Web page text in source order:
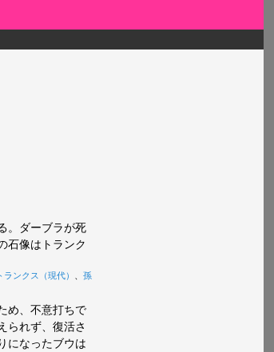
。ダーブラが死
石像はトランク
ランクス（現代）
孫
め、不意打ちで
られず、復活さ
になったブウは